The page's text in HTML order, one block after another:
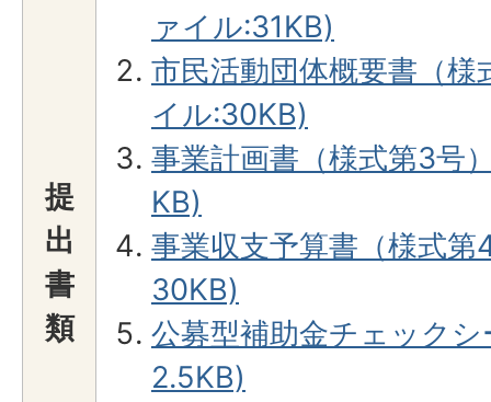
提
出
書
類
ァイル:31KB)
市民活動団体概要書（
イル:30KB)
事業計画書（様式第3号
KB)
事業収支予算書（様式
30KB)
公募型補助金チェック
2.5KB)